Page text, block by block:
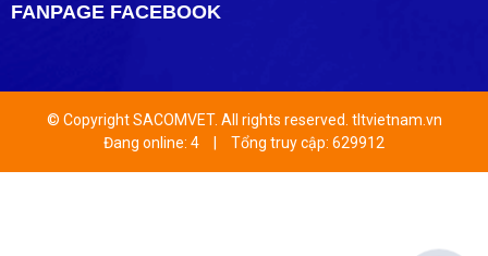
FANPAGE FACEBOOK
© Copyright SACOMVET. All rights reserved. tltvietnam.vn
Đang online: 4
Tổng truy cập: 629912